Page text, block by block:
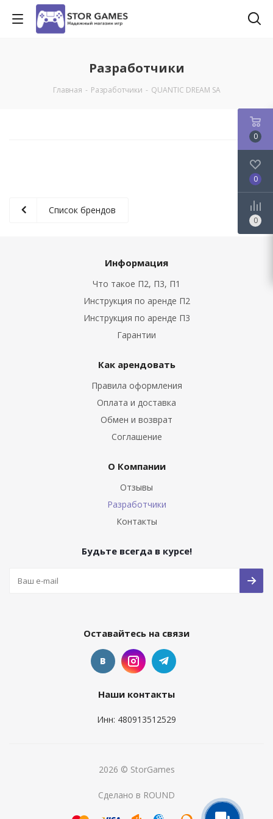
Разработчики
Главная - Разработчики - QUANTIC DREAM SA
Список брендов
Информация
Что такое П2, П3, П1
Инструкция по аренде П2
Инструкция по аренде П3
Гарантии
Как арендовать
Правила оформления
Оплата и доставка
Обмен и возврат
Соглашение
О Компании
Отзывы
Разработчики
Контакты
Будьте всегда в курсе!
Оставайтесь на связи
Наши контакты
Инн: 480913512529
2026 © StorGames
Сделано в ROUND
0
0
0